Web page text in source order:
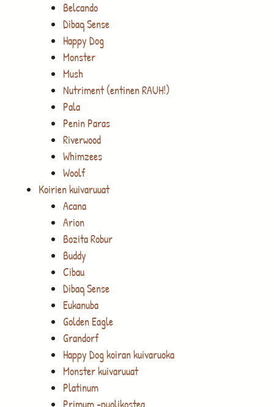
Belcando
Dibaq Sense
Happy Dog
Monster
Mush
Nutriment (entinen RAUH!)
Pala
Penin Paras
Riverwood
Whimzees
Woolf
Koirien kuivaruuat
Acana
Arion
Bozita Robur
Buddy
Cibau
Dibaq Sense
Eukanuba
Golden Eagle
Grandorf
Happy Dog koiran kuivaruoka
Monster kuivaruuat
Platinum